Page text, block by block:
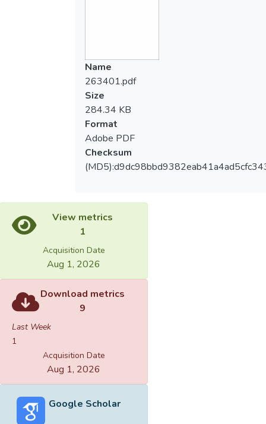
Name
263401.pdf
Size
284.34 KB
Format
Adobe PDF
Checksum
View metrics
1
Acquisition Date
Aug 1, 2026
Download metrics
9
Last Week
1
Acquisition Date
Aug 1, 2026
Google Scholar